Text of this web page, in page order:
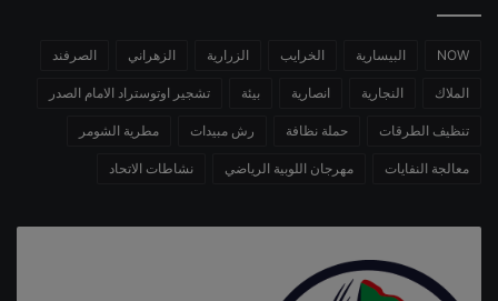
NOW البيسارية الخرايب الزرارية الزهراني الصرفند
الملاك النجارية انصارية بيئة تشجير اوتوستراد الامام الصدر
تنظيف الطرقات حملة نظافة رش مبيدات مطرية الشومر
معالجة النفايات مهرجان اللوبية الرياضي نشاطات الاتحاد